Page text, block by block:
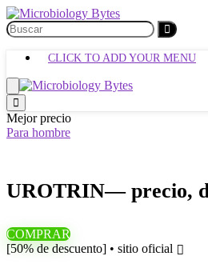
CLICK TO ADD YOUR MENU
Mejor precio
Para hombre
UROTRIN— precio,
COMPRAR
[50% de descuento] • sitio oficial